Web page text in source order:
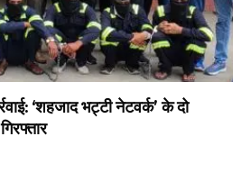
‘शहजाद भट्टी नेटवर्क’ के दो